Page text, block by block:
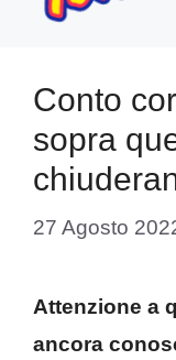
contenuto
Conto
sopra
27 Agosto
Attenzione a
ancora